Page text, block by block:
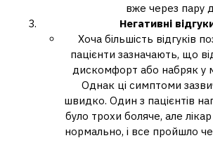
вже через пару
Негативні
Хоча більшість відгуків
пацієнти зазначають, що
дискомфорт або набряк у
Однак ці симптоми
швидко. Один з пацієнтів
було трохи боляче, але
нормально, і все пройшло